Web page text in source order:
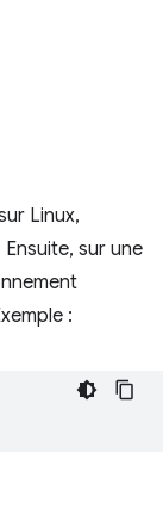
Linux,
sur une
: